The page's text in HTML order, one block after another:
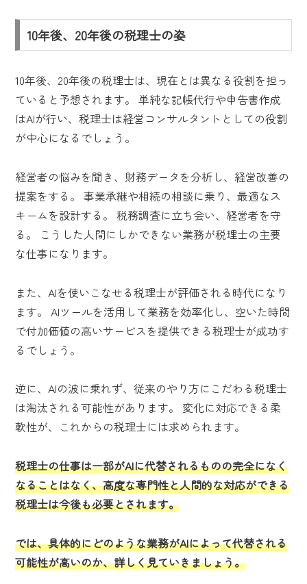
10年後、20年後の税理士の姿
10年後、20年後の税理士は、現在とは異なる役割を担っ
ていると予想されます。 単純な記帳代行や申告書作成
はAIが行い、税理士は経営コンサルタントとしての役割
が中心になるでしょう。
経営者の悩みを聞き、財務データを分析し、経営改善の
提案をする。 事業承継や相続の相談に乗り、最適なス
キームを設計する。 税務調査に立ち会い、経営者を守
る。 こうした人間にしかできない業務が税理士の主要
な仕事になります。
また、AIを使いこなせる税理士が評価される時代になり
ます。 AIツールを活用して業務を効率化し、空いた時間
で付加価値の高いサービスを提供できる税理士が成功す
るでしょう。
逆に、AIの波に乗れず、従来のやり方にこだわる税理士
は淘汰される可能性があります。 変化に対応できる柔
軟性が、これからの税理士には求められます。
税理士の仕事は一部がAIに代替されるものの完全になく
なることはなく、高度な専門性と人間的な対応ができる
税理士は今後も必要とされます。
では、具体的にどのような業務がAIによって代替される
可能性が高いのか、詳しく見ていきましょう。